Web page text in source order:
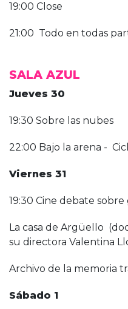
19:00 Close
21:00 Todo en todas
SALA AZUL
Jueves 30
19:30 Sobre las nubes
22:00 Bajo la arena -
Viernes 31
19:30 Cine debate
La casa de Argüello
su directora Valentina
Archivo de la memoria
Sábado 1